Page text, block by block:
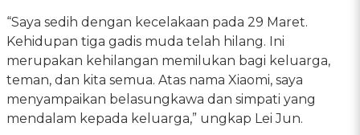
“Saya sedih dengan kecelakaan pada 29 Maret.
Kehidupan tiga gadis muda telah hilang. Ini
merupakan kehilangan memilukan bagi keluarga,
teman, dan kita semua. Atas nama Xiaomi, saya
menyampaikan belasungkawa dan simpati yang
mendalam kepada keluarga,” ungkap Lei Jun.